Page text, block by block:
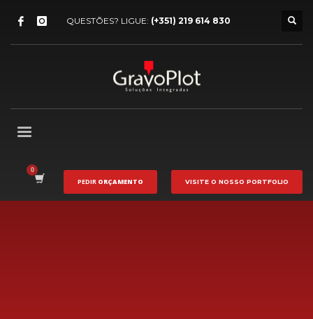
QUESTÕES? LIGUE: (+351) 219 614 830
PEDIR ORÇAMENTO VISITE O NOSSO PORTFOLIO